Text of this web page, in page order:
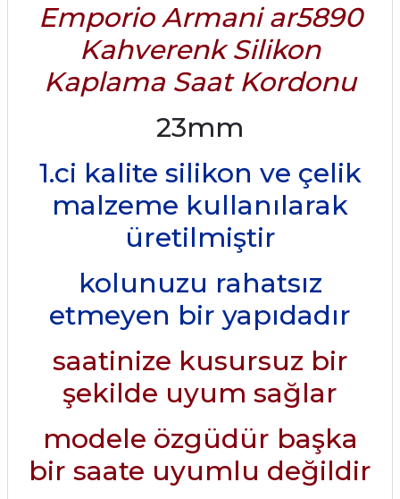
Emporio Armani ar5890
Kahverenk Silikon
Kaplama Saat Kordonu
23mm
1.ci kalite silikon ve çelik
malzeme kullanılarak
üretilmiştir
kolunuzu rahatsız
etmeyen bir yapıdadır
saatinize kusursuz bir
şekilde uyum sağlar
modele özgüdür başka
bir saate uyumlu değildir